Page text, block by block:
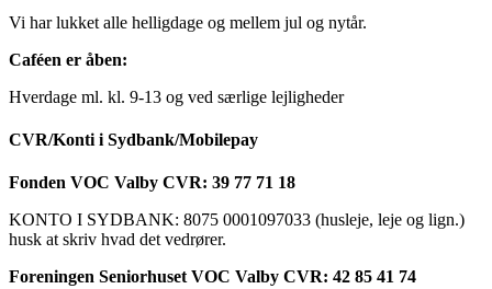
Vi har lukket alle helligdage og mellem jul og nytår.
Caféen er åben:
Hverdage ml. kl. 9-13 og ved særlige lejligheder
CVR/Konti i Sydbank/Mobilepay
Fonden VOC Valby CVR: 39 77 71 18
KONTO I SYDBANK: 8075 0001097033 (husleje, leje og lign.)
husk at skriv hvad det vedrører.
Foreningen Seniorhuset VOC Valby CVR: 42 85 41 74